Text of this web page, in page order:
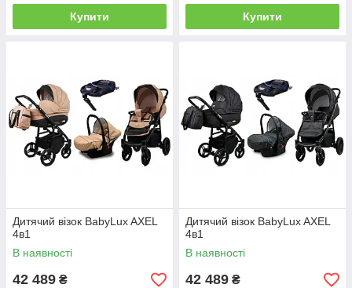
Купити Купити
Дитячий візок BabyLux AXEL
4в1
В наявності
42 489 ₴
Дитячий візок BabyLux AXEL
4в1
В наявності
42 489 ₴